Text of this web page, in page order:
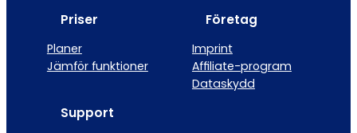
Priser
Planer
Jämför funktioner
Företag
Imprint
Affiliate-program
Dataskydd
Support